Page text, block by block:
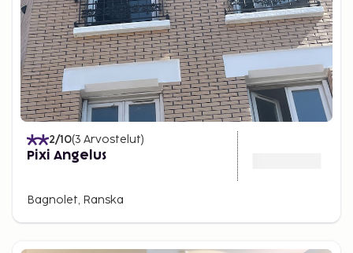
2/10(3 Arvostelut)
Pixi Angelus
Bagnolet, Ranska